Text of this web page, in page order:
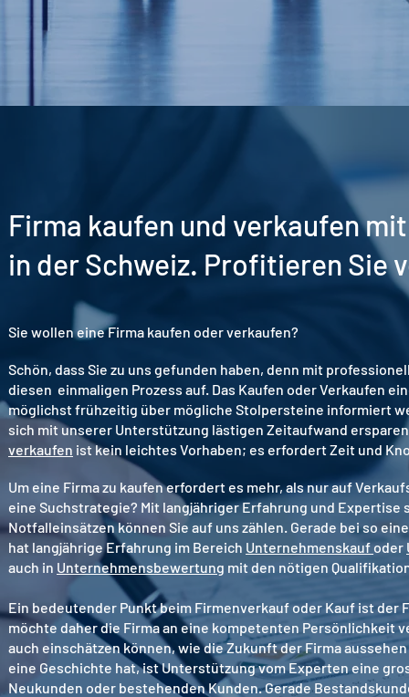
Firma kaufen und verkaufen
in der Schweiz. Profitieren Sie
Sie wollen eine Firma kaufen oder verkaufen?
Schön, dass Sie zu uns gefunden haben, denn mit
diesen einmaligen Prozess auf. Das Kaufen oder Verkaufen
möglichst frühzeitig über mögliche Stolpersteine informiert
sich mit unserer Unterstützung lästigen Zeitaufwand
verkaufen ist kein leichtes Vorhaben; es erfordert Zeit und
Um eine Firma zu kaufen erfordert es mehr, als nur auf
eine Suchstrategie? Mit langjähriger Erfahrung und
Notfalleinsätzen können Sie auf uns zählen. Gerade bei so
hat langjährige Erfahrung im Bereich Unternehmenskaufoder
auch in Unternehmensbewertung mit den nötigen
Ein bedeutender Punkt beim Firmenverkauf oder Kauf ist
möchte daher die Firma an eine kompetenten Persönlichkeit
auch einschätzen können, wie die Zukunft der Firma
eine Geschichte hat, ist Unterstützung vom Experten eine
Neukunden oder bestehenden Kunden. Gerade